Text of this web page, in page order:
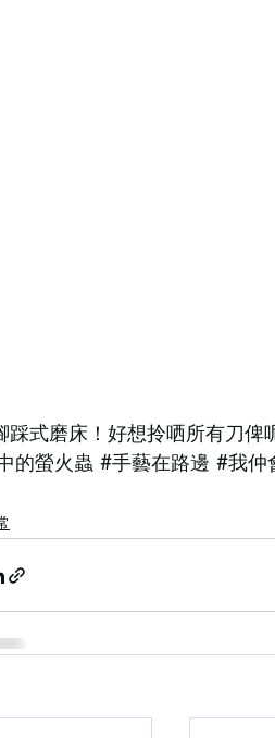
踩式磨床！好想拎哂所有刀
的螢火蟲 #手藝在路邊 #我仲